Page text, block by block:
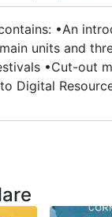
•An
units and
•Cut-out
Digital